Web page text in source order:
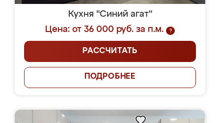
Кухня "Синий агат"
Цена: от 36 000 руб. за п.м.
?
РАССЧИТАТЬ
ПОДРОБНЕЕ